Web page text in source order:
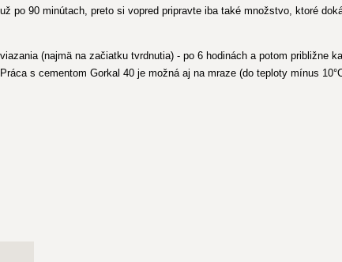
po 90 minútach, preto si vopred pripravte iba také množstvo, ktoré
(najmä na začiatku tvrdnutia) - po 6 hodinách a potom približne
s cementom Gorkal 40 je možná aj na mraze (do teploty mínus